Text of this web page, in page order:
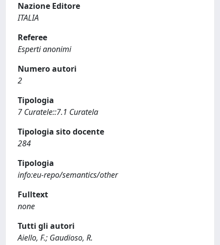
Nazione Editore
ITALIA
Referee
Esperti anonimi
Numero autori
2
Tipologia
7 Curatele::7.1 Curatela
Tipologia sito docente
284
Tipologia
info:eu-repo/semantics/other
Fulltext
none
Tutti gli autori
Aiello, F.; Gaudioso, R.